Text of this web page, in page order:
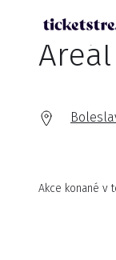
Areál
Akce konané v